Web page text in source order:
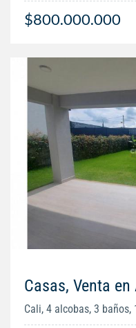
$800.000.000
Casas, Venta
Cali, 4 alcobas, 3 baños,